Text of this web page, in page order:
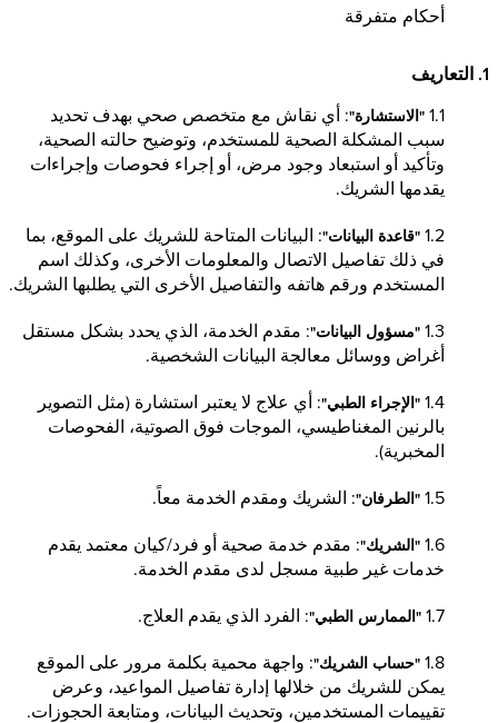
أحكام متفرقة
1. التعاريف
1.1 "الاستشارة": أي نقاش مع متخصص صحي بهدف تحديد
سبب المشكلة الصحية للمستخدم، وتوضيح حالته الصحية،
وتأكيد أو استبعاد وجود مرض، أو إجراء فحوصات وإجراءات
يقدمها الشريك.
1.2 "قاعدة البيانات": البيانات المتاحة للشريك على الموقع، بما
في ذلك تفاصيل الاتصال والمعلومات الأخرى، وكذلك اسم
المستخدم ورقم هاتفه والتفاصيل الأخرى التي يطلبها الشريك.
1.3 "مسؤول البيانات": مقدم الخدمة، الذي يحدد بشكل مستقل
أغراض ووسائل معالجة البيانات الشخصية.
1.4 "الإجراء الطبي": أي علاج لا يعتبر استشارة (مثل التصوير
بالرنين المغناطيسي، الموجات فوق الصوتية، الفحوصات
المخبرية).
1.5 "الطرفان": الشريك ومقدم الخدمة معاً.
1.6 "الشريك": مقدم خدمة صحية أو فرد/كيان معتمد يقدم
خدمات غير طبية مسجل لدى مقدم الخدمة.
1.7 "الممارس الطبي": الفرد الذي يقدم العلاج.
1.8 "حساب الشريك": واجهة محمية بكلمة مرور على الموقع
يمكن للشريك من خلالها إدارة تفاصيل المواعيد، وعرض
تقييمات المستخدمين، وتحديث البيانات، ومتابعة الحجوزات.